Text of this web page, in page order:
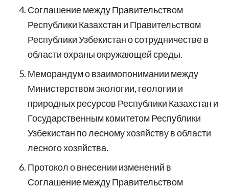
Соглашение между Правительством
Республики Казахстан и Правительством
Республики Узбекистан о сотрудничестве в
области охраны окружающей среды.
Меморандум о взаимопонимании между
Министерством экологии, геологии и
природных ресурсов Республики Казахстан и
Государственным комитетом Республики
Узбекистан по лесному хозяйству в области
лесного хозяйства.
Протокол о внесении изменений в
Соглашение между Правительством